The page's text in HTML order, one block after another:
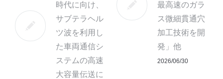
時代に向け、
サブテラヘル
ツ波を利用し
た車両通信シ
ステムの高速
大容量伝送に
最高速のガラ
ス微細貫通穴
加工技術を開
発」他
2026/06/30